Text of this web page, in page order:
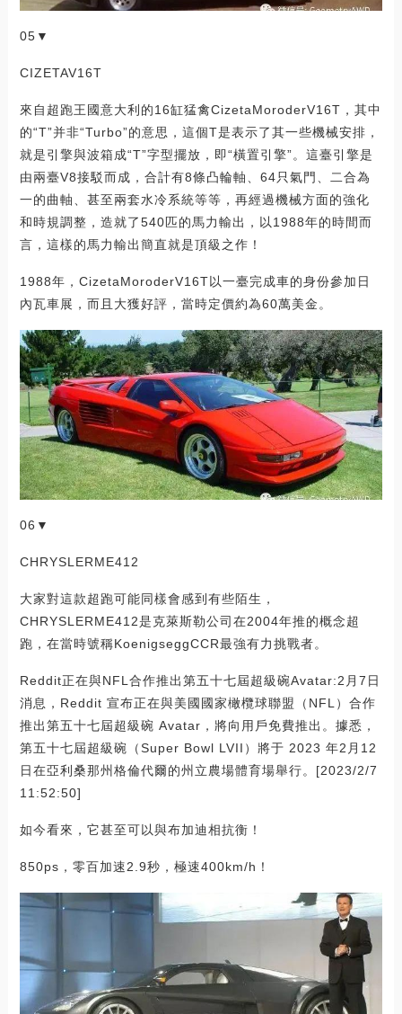
05▼
CIZETAV16T
來自超跑王國意大利的16缸猛禽CizetaMoroderV16T，其中
的“T”并非“Turbo”的意思，這個T是表示了其一些機械安排，
就是引擎與波箱成“T”字型擺放，即“橫置引擎”。這臺引擎是
由兩臺V8接駁而成，合計有8條凸輪軸、64只氣門、二合為
一的曲軸、甚至兩套水冷系統等等，再經過機械方面的強化
和時規調整，造就了540匹的馬力輸出，以1988年的時間而
言，這樣的馬力輸出簡直就是頂級之作！
1988年，CizetaMoroderV16T以一臺完成車的身份參加日
內瓦車展，而且大獲好評，當時定價約為60萬美金。
06▼
CHRYSLERME412
大家對這款超跑可能同樣會感到有些陌生，
CHRYSLERME412是克萊斯勒公司在2004年推的概念超
跑，在當時號稱KoenigseggCCR最強有力挑戰者。
Reddit正在與NFL合作推出第五十七屆超級碗Avatar:2月7日
消息，Reddit 宣布正在與美國國家橄欖球聯盟（NFL）合作
推出第五十七屆超級碗 Avatar，將向用戶免費推出。據悉，
第五十七屆超級碗（Super Bowl LVII）將于 2023 年2月12
日在亞利桑那州格倫代爾的州立農場體育場舉行。[2023/2/7
11:52:50]
如今看來，它甚至可以與布加迪相抗衡！
850ps，零百加速2.9秒，極速400km/h！